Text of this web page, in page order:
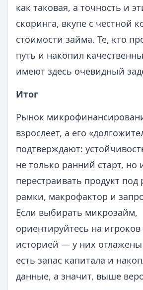
как таковая, а точность и
скоринга, вкупе с честной
стоимости займа. Те, кто
путь и накопил
имеют здесь очевидный
Итог
Рынок
взрослеет, а его
подтверждают:
не только ранний старт, но
перестраивать продукт под
рамки, макрофактор и
Если выбирать микрозайм,
ориентируйтесь на
историей — у них
есть запас капитала и
данные, а значит, выше